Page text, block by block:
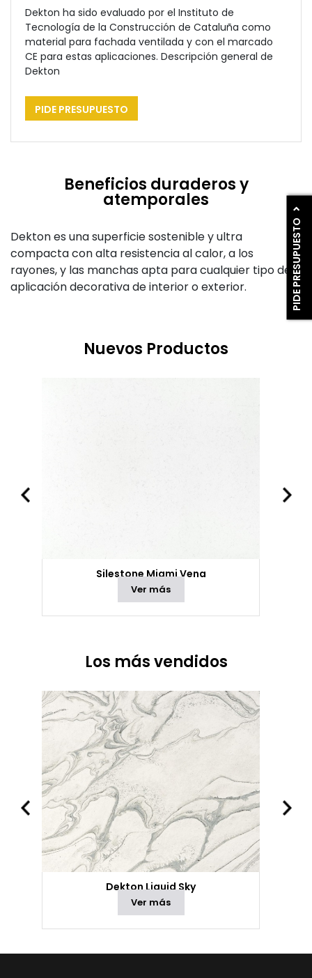
PIDE PRESUPUESTO
Dekton ha sido evaluado por el Instituto de
Tecnología de la Construcción de Cataluña como
material para fachada ventilada y con el marcado
CE para estas aplicaciones. Descripción general de
Dekton
PIDE PRESUPUESTO
Beneficios duraderos y
atemporales
Dekton es una superficie sostenible y ultra
compacta con alta resistencia al calor, a los
rayones, y las manchas apta para cualquier tipo de
aplicación decorativa de interior o exterior.
Nuevos Productos
Silestone Miami Vena
Ver más
Los más vendidos
Dekton Liquid Sky
Ver más